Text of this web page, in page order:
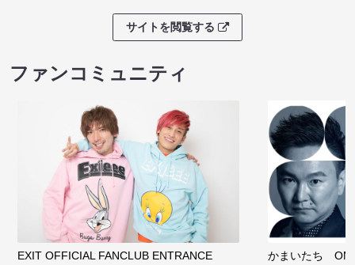
サイトを閲覧する
ファンコミュニティ
EXIT OFFICIAL FANCLUB ENTRANCE かまいたち